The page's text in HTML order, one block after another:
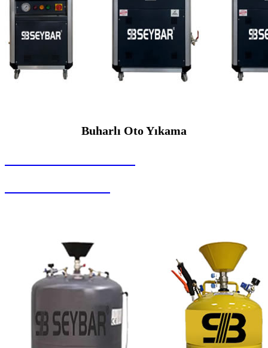
Buharlı Oto Yıkama